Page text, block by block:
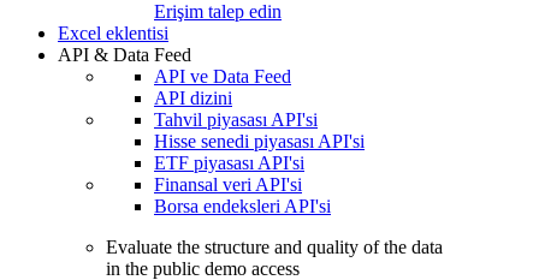
Erişim talep edin
Excel eklentisi
API & Data Feed
API ve Data Feed
API dizini
Tahvil piyasası API'si
Hisse senedi piyasası API'si
ETF piyasası API'si
Finansal veri API'si
Borsa endeksleri API'si
Evaluate the structure and quality of the data
in the public demo access